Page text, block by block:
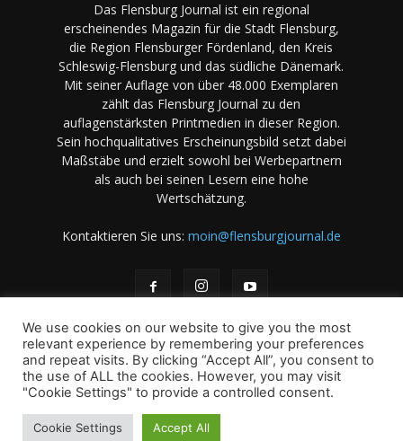
Das Flensburg Journal ist ein regional
erscheinendes Magazin für die Stadt Flensburg,
die Region Flensburger Fördenland, den Kreis
Schleswig-Flensburg und das südliche Dänemark.
Mit seiner Auflage von über 48.000 Exemplaren
zählt das Flensburg Journal zu den
auflagenstärksten Printmedien in dieser Region.
Sein hochqualitatives Erscheinungsbild setzt dabei
Maßstäbe und erzielt sowohl bei Werbepartnern
als auch bei seinen Lesern eine hohe
Wertschätzung.
Kontaktieren Sie uns: moin@flensburgjournal.de
Über uns Stellenangebote Impressum
Datenschutz
Magazin-Archiv
Das Magazin Mediadaten
© 2001-2026 copyright by A. B & M Art. Books & Magazines -
We use cookies on our website to give you the most
relevant experience by remembering your preferences
and repeat visits. By clicking “Accept All”, you consent to
the use of ALL the cookies. However, you may visit
"Cookie Settings" to provide a controlled consent.
Cookie Settings Accept All